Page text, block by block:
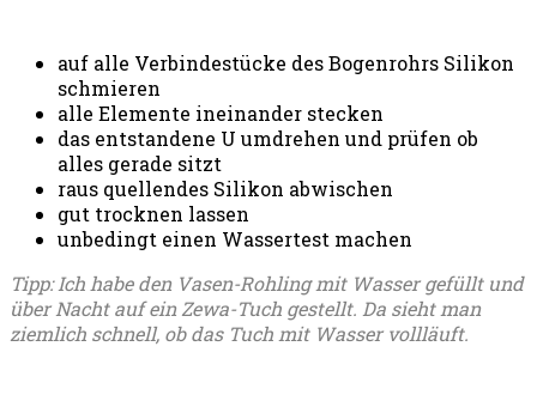
auf alle Verbindestücke des Bogenrohrs Silikon
schmieren
alle Elemente ineinander stecken
das entstandene U umdrehen und prüfen ob
alles gerade sitzt
raus quellendes Silikon abwischen
gut trocknen lassen
unbedingt einen Wassertest machen
Tipp: Ich habe den Vasen-Rohling mit Wasser gefüllt und
über Nacht auf ein Zewa-Tuch gestellt. Da sieht man
ziemlich schnell, ob das Tuch mit Wasser vollläuft.